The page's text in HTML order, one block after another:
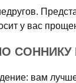
у вас
СОННИКУ
вам